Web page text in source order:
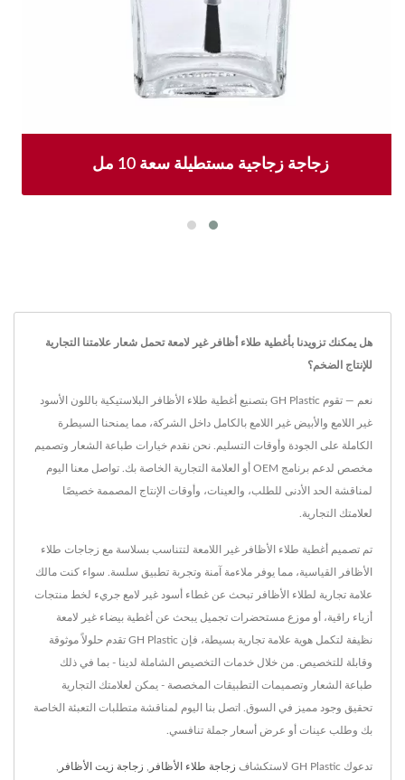
زجاجة زجاجية مستطيلة سعة 10 مل
هل يمكنك تزويدنا بأغطية طلاء أظافر غير لامعة تحمل شعار علامتنا التجارية
للإنتاج الضخم؟
نعم — تقوم GH Plastic بتصنيع أغطية طلاء الأظافر البلاستيكية باللون الأسود
غير اللامع والأبيض غير اللامع بالكامل داخل الشركة، مما يمنحنا السيطرة
الكاملة على الجودة وأوقات التسليم. نحن نقدم خيارات طباعة الشعار وتصميم
مخصص لدعم برنامج OEM أو العلامة التجارية الخاصة بك. تواصل معنا اليوم
لمناقشة الحد الأدنى للطلب، والعينات، وأوقات الإنتاج المصممة خصيصًا
لعلامتك التجارية.
تم تصميم أغطية طلاء الأظافر غير اللامعة لتتناسب بسلاسة مع زجاجات طلاء
الأظافر القياسية، مما يوفر ملاءمة آمنة وتجربة تطبيق سلسة. سواء كنت مالك
علامة تجارية لطلاء الأظافر تبحث عن غطاء أسود غير لامع جريء لخط منتجات
أزياء راقية، أو موزع مستحضرات تجميل يبحث عن أغطية بيضاء غير لامعة
نظيفة لتكمل هوية علامة تجارية بسيطة، فإن GH Plastic تقدم حلولاً موثوقة
وقابلة للتخصيص. من خلال خدمات التخصيص الشاملة لدينا - بما في ذلك
طباعة الشعار وتصميمات التطبيقات المخصصة - يمكن لعلامتك التجارية
تحقيق وجود مميز في السوق. اتصل بنا اليوم لمناقشة متطلبات التعبئة الخاصة
بك وطلب عينات أو عرض أسعار جملة تنافسي.
تدعوك GH Plastic لاستكشاف زجاجة طلاء الأظافر زجاجة زيت الأظافر